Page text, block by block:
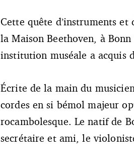
Cette quête d’instruments
la Maison Beethoven, à
institution muséale a acquis
Écrite de la main du
cordes en si bémol majeur
rocambolesque. Le natif de
secrétaire et ami, le